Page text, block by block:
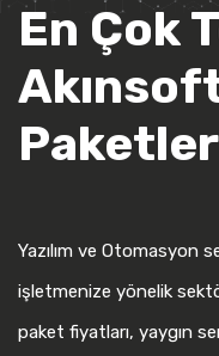
En Çok
Yazılım ve Otomasyon
işletmenize yönelik
paket fiyatları, yaygın